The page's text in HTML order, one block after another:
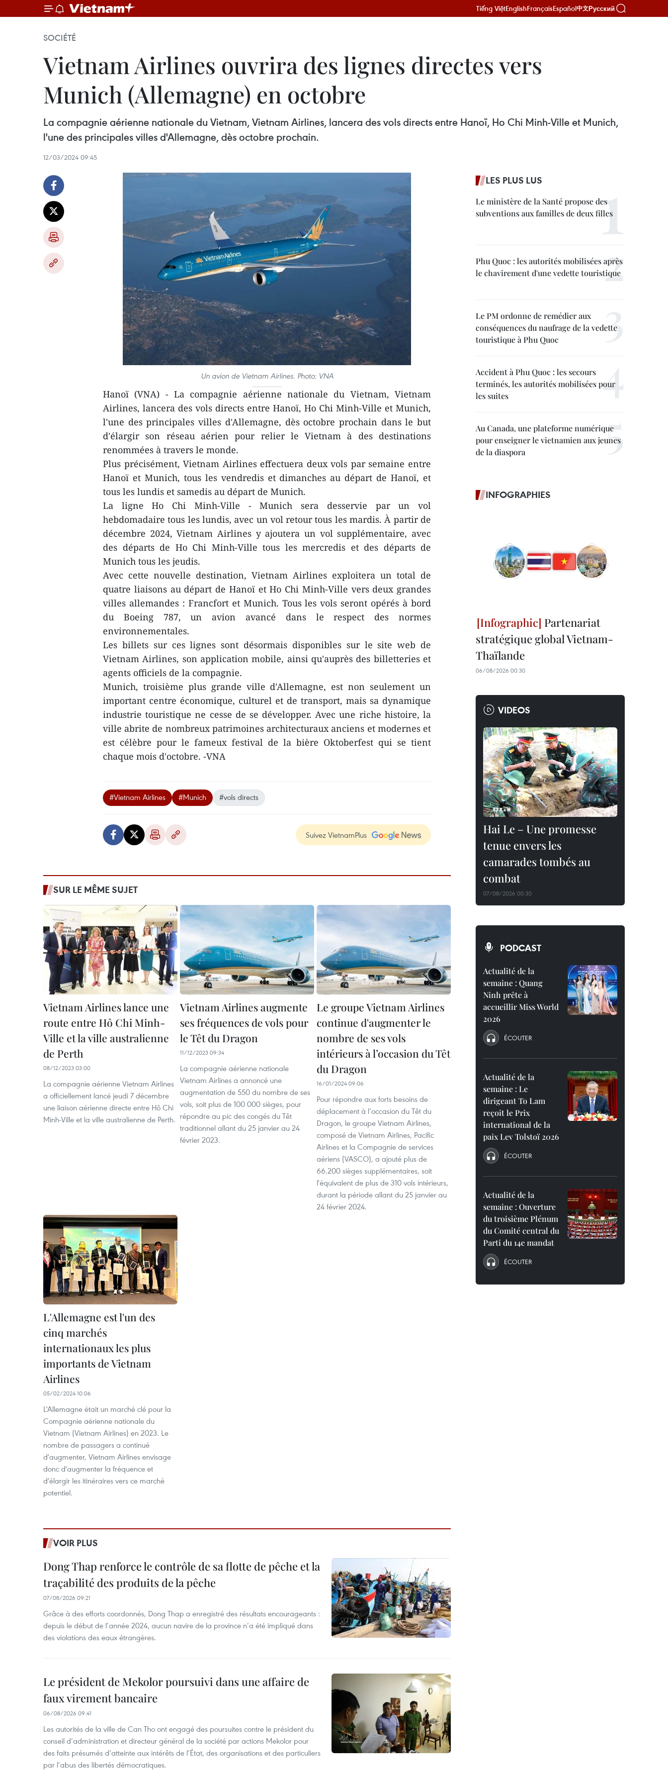
Tiếng ViệtEnglishFrançaisEspañol中文Русский
SOCIÉTÉ
Vietnam Airlines ouvrira des lignes directes vers
Munich (Allemagne) en octobre
La compagnie aérienne nationale du Vietnam, Vietnam Airlines, lancera des vols directs entre Hanoï, Ho Chi Minh-Ville et Munich,
l'une des principales villes d'Allemagne, dès octobre prochain.
12/03/2024 09:45
Un avion de Vietnam Airlines. Photo: VNA
Hanoï (VNA) - La compagnie aérienne nationale du Vietnam, Vietnam
Airlines, lancera des vols directs entre Hanoï, Ho Chi Minh-Ville et Munich,
l'une des principales villes d'Allemagne, dès octobre prochain dans le but
d'élargir son réseau aérien pour relier le Vietnam à des destinations
renommées à travers le monde.
Plus précisément, Vietnam Airlines effectuera deux vols par semaine entre
Hanoï et Munich, tous les vendredis et dimanches au départ de Hanoï, et
tous les lundis et samedis au départ de Munich.
La ligne Ho Chi Minh-Ville - Munich sera desservie par un vol
hebdomadaire tous les lundis, avec un vol retour tous les mardis. À partir de
décembre 2024, Vietnam Airlines y ajoutera un vol supplémentaire, avec
des départs de Ho Chi Minh-Ville tous les mercredis et des départs de
Munich tous les jeudis.
Avec cette nouvelle destination, Vietnam Airlines exploitera un total de
quatre liaisons au départ de Hanoï et Ho Chi Minh-Ville vers deux grandes
villes allemandes : Francfort et Munich. Tous les vols seront opérés à bord
du Boeing 787, un avion avancé dans le respect des normes
environnementales.
Les billets sur ces lignes sont désormais disponibles sur le site web de
Vietnam Airlines, son application mobile, ainsi qu'auprès des billetteries et
agents officiels de la compagnie.
Munich, troisième plus grande ville d'Allemagne, est non seulement un
important centre économique, culturel et de transport, mais sa dynamique
industrie touristique ne cesse de se développer. Avec une riche histoire, la
ville abrite de nombreux patrimoines architecturaux anciens et modernes et
est célèbre pour le fameux festival de la bière Oktoberfest qui se tient
chaque mois d'octobre. -VNA
#Vietnam Airlines #Munich #vols directs
Suivez VietnamPlus
SUR LE MÊME SUJET
Vietnam Airlines lance une
route entre Hô Chi Minh-
Ville et la ville australienne
de Perth
08/12/2023 03:00
La compagnie aérienne Vietnam Airlines
a officiellement lancé jeudi 7 décembre
une liaison aérienne directe entre Hô Chi
Minh-Ville et la ville australienne de Perth.
Vietnam Airlines augmente
ses fréquences de vols pour
le Têt du Dragon
11/12/2023 09:34
La compagnie aérienne nationale
Vietnam Airlines a annoncé une
augmentation de 550 du nombre de ses
vols, soit plus de 100 000 sièges, pour
répondre au pic des congés du Têt
traditionnel allant du 25 janvier au 24
février 2023.
Le groupe Vietnam Airlines
continue d'augmenter le
nombre de ses vols
intérieurs à l’occasion du Têt
du Dragon
16/01/2024 09:06
Pour répondre aux forts besoins de
déplacement à l’occasion du Têt du
Dragon, le groupe Vietnam Airlines,
composé de Vietnam Airlines, Pacific
Airlines et la Compagnie de services
aériens (VASCO), a ajouté plus de
66.200 sièges supplémentaires, soit
l'équivalent de plus de 310 vols intérieurs,
durant la période allant du 25 janvier au
24 février 2024.
L'Allemagne est l'un des
cinq marchés
internationaux les plus
importants de Vietnam
Airlines
05/02/2024 10:06
L'Allemagne était un marché clé pour la
Compagnie aérienne nationale du
Vietnam (Vietnam Airlines) en 2023. Le
nombre de passagers a continué
d'augmenter, Vietnam Airlines envisage
donc d'augmenter la fréquence et
d'élargir les itinéraires vers ce marché
potentiel.
VOIR PLUS
Dong Thap renforce le contrôle de sa flotte de pêche et la
traçabilité des produits de la pêche
07/08/2026 09:21
Grâce à des efforts coordonnés, Dong Thap a enregistré des résultats encourageants :
depuis le début de l’année 2024, aucun navire de la province n’a été impliqué dans
des violations des eaux étrangères.
Le président de Mekolor poursuivi dans une affaire de
faux virement bancaire
06/08/2026 09:41
Les autorités de la ville de Can Tho ont engagé des poursuites contre le président du
conseil d’administration et directeur général de la société par actions Mekolor pour
des faits présumés d’atteinte aux intérêts de l’État, des organisations et des particuliers
par l’abus des libertés démocratiques.
LES PLUS LUS
Le ministère de la Santé propose des
subventions aux familles de deux filles
Phu Quoc : les autorités mobilisées après
le chavirement d'une vedette touristique
Le PM ordonne de remédier aux
conséquences du naufrage de la vedette
touristique à Phu Quoc
Accident à Phu Quoc : les secours
terminés, les autorités mobilisées pour
les suites
Au Canada, une plateforme numérique
pour enseigner le vietnamien aux jeunes
de la diaspora
INFOGRAPHIES
Partenariat
stratégique global Vietnam-
Thaïlande
06/08/2026 00:30
VIDEOS
Hai Le – Une promesse
tenue envers les
camarades tombés au
combat
07/08/2026 00:30
PODCAST
Actualité de la
semaine : Quang
Ninh prête à
accueillir Miss World
2026
ÉCOUTER
Actualité de la
semaine : Le
dirigeant To Lam
reçoit le Prix
international de la
paix Lev Tolstoï 2026
ÉCOUTER
Actualité de la
semaine : Ouverture
du troisième Plénum
du Comité central du
Parti du 14e mandat
ÉCOUTER